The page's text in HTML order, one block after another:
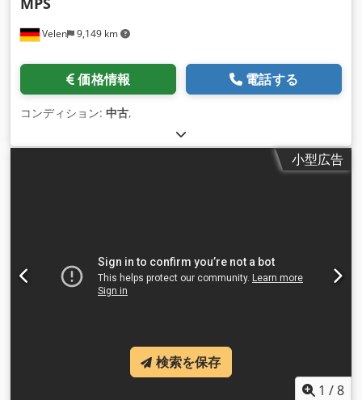
Velen 9,149 km
価格情報 電話する
コンディション: 中古,
小型広告
1 /8
検索を保存